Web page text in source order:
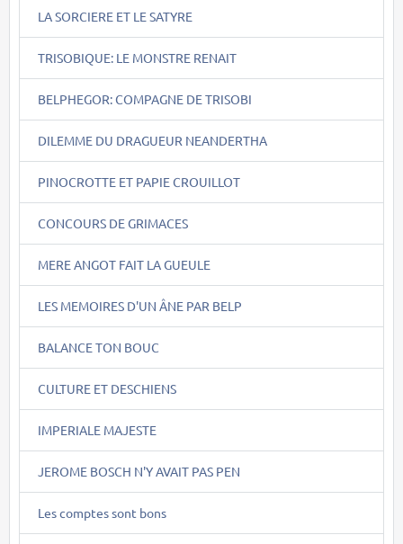
LA SORCIERE ET LE SATYRE
TRISOBIQUE: LE MONSTRE RENAIT
BELPHEGOR: COMPAGNE DE TRISOBI
DILEMME DU DRAGUEUR NEANDERTHA
PINOCROTTE ET PAPIE CROUILLOT
CONCOURS DE GRIMACES
MERE ANGOT FAIT LA GUEULE
LES MEMOIRES D'UN ÂNE PAR BELP
BALANCE TON BOUC
CULTURE ET DESCHIENS
IMPERIALE MAJESTE
JEROME BOSCH N'Y AVAIT PAS PEN
Les comptes sont bons